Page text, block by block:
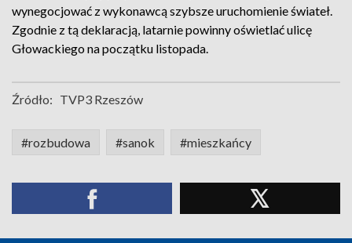
wynegocjować z wykonawcą szybsze uruchomienie świateł.
Zgodnie z tą deklaracją, latarnie powinny oświetlać ulicę
Głowackiego na początku listopada.
Źródło: TVP3 Rzeszów
#rozbudowa #sanok #mieszkańcy